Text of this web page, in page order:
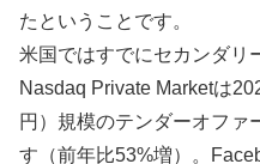
たということです。
米国ではすでにセカンダリ
Nasdaq Private Marketは
円）規模のテンダーオファ
す（前年比53%増）。